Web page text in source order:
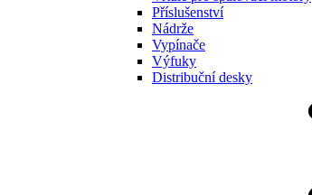
Příslušenství
Nádrže
Vypínače
Výfuky
Distribuční desky